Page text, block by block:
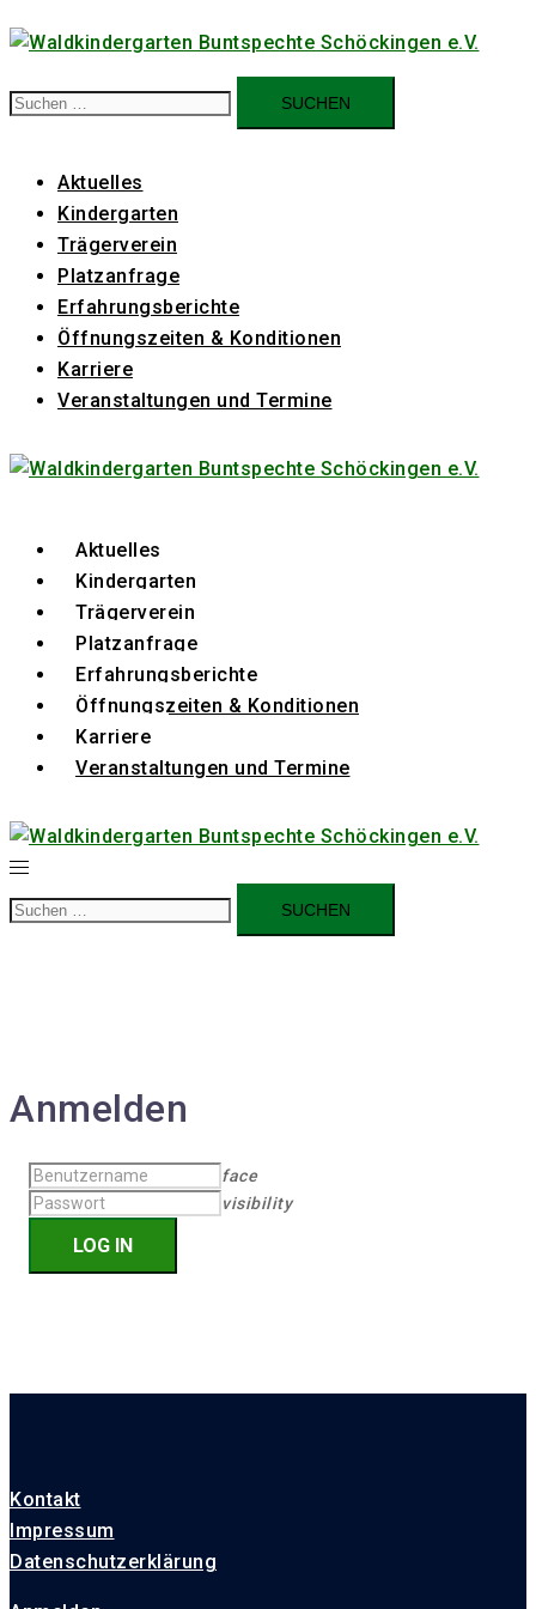
Zum
Inhalt
springen
Suchen
nach:
Aktuelles
Kindergarten
Trägerverein
Platzanfrage
Erfahrungsberichte
Öffnungszeiten & Konditionen
Karriere
Veranstaltungen und Termine
Aktuelles
Kindergarten
Trägerverein
Platzanfrage
Erfahrungsberichte
Öffnungszeiten & Konditionen
Karriere
Veranstaltungen und Termine
Suchen
nach:
Anmelden
face
visibility
Kontakt
Impressum
Datenschutzerklärung